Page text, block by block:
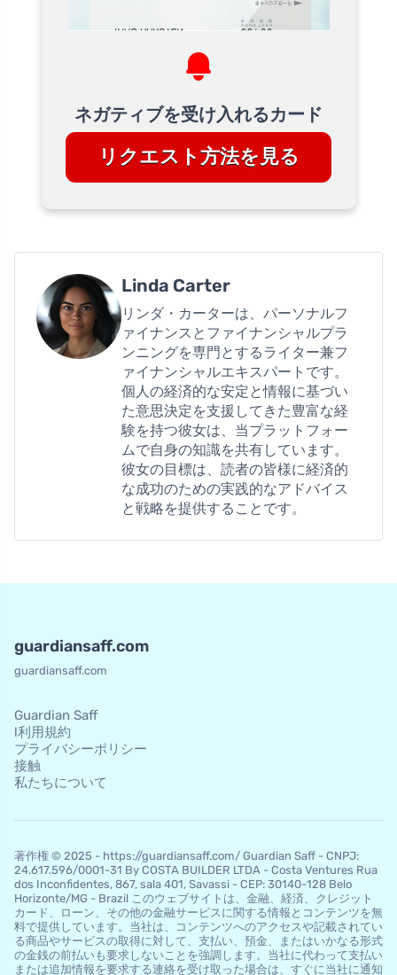
ネガティブを受け入れるカード
リクエスト方法を見る
Linda Carter
リンダ・カーターは、パーソナルフ
ァイナンスとファイナンシャルプラ
ンニングを専門とするライター兼フ
ァイナンシャルエキスパートです。
個人の経済的な安定と情報に基づい
た意思決定を支援してきた豊富な経
験を持つ彼女は、当プラットフォー
ムで自身の知識を共有しています。
彼女の目標は、読者の皆様に経済的
な成功のための実践的なアドバイス
と戦略を提供することです。
guardiansaff.com
guardiansaff.com
Guardian Saff
l利用規約
プライバシーポリシー
接触
私たちについて
著作権 © 2025 - https://guardiansaff.com/ Guardian Saff - CNPJ:
24.617.596/0001-31 By COSTA BUILDER LTDA - Costa Ventures Rua
dos Inconfidentes, 867, sala 401, Savassi - CEP: 30140-128 Belo
Horizo​​nte/MG - Brazil このウェブサイトは、金融、経済、クレジット
カード、ローン、その他の金融サービスに関する情報とコンテンツを無
料で提供しています。当社は、コンテンツへのアクセスや記載されてい
る商品やサービスの取得に対して、支払い、預金、またはいかなる形式
の金銭の前払いも要求しないことを強調します。当社に代わって支払い
または追加情報を要求する連絡を受け取った場合は、すぐに当社に通知